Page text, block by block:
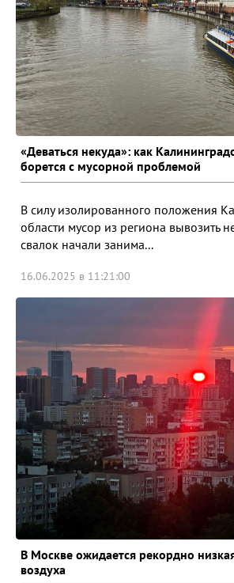
«Деваться некуда»: как
борется с мусорной проблемой
В силу изолированного положения
области мусор из региона вывозить
свалок начали занима...
16.06.2025 в 11:21:00
В Москве ожидается рекордно
воздуха